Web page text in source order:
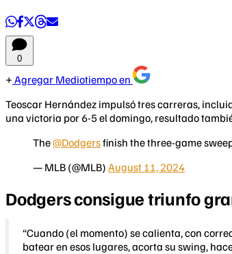
0
Agregar Mediotiempo en
Teoscar Hernández impulsó tres carreras,
una victoria por 6-5 el domingo, resultado
The@Dodgersfinish the three-game
— MLB (@MLB) August 11, 2024
Dodgers consigue triunfo
“Cuando (el momento) se calienta, con
batear en esos lugares, acorta su swing,